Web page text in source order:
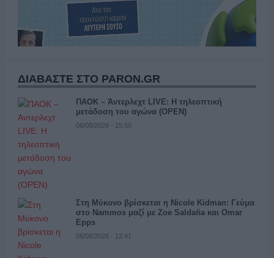
ΔΙΑΒΑΣΤΕ ΣΤΟ PARON.GR
ΠΑΟΚ – Άντερλεχτ LIVE: Η τηλεοπτική
μετάδοση του αγώνα (OPEN)
06/08/2026 - 15:50
Στη Μύκονο βρίσκεται η Nicole Kidman: Γεύμα
στο Nammos μαζί με Zoe Saldaña και Omar
Epps
06/08/2026 - 12:41